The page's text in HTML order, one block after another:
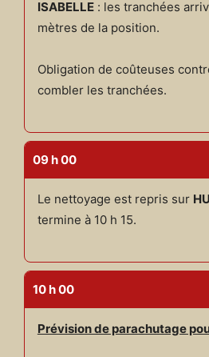
ISABELLE: les tranchées
mètres de la position.
Obligation de coûteuses
combler les tranchées.
09 h 00
Le nettoyage est repris sur
termine à 10 h 15.
10 h 00
Prévision de parachutage